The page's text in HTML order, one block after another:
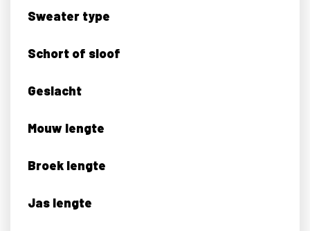
Sweater type
Schort of sloof
Geslacht
Mouw lengte
Broek lengte
Jas lengte